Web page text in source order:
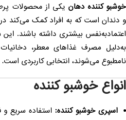
کننده دهانیکی از محصولات
و دندان است که به افراد کمک
اعتمادبه‌نفس بیشتری داشته باشند. این
به‌دلیل مصرف غذاهای معطر،
نامطبوع می‌شوند، انتخابی کاربردی است.
انواع خوشبو کننده
اسپری خوشبو کننده: استفاده سریع